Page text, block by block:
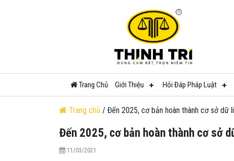
Trang Chủ Giới Thiệu Hỏi Đáp Pháp Luật
Trang chủ / Đến 2025, cơ bản hoàn thành cơ sở dữ
Đến 2025, cơ bản hoàn thành cơ sở
11/03/2021